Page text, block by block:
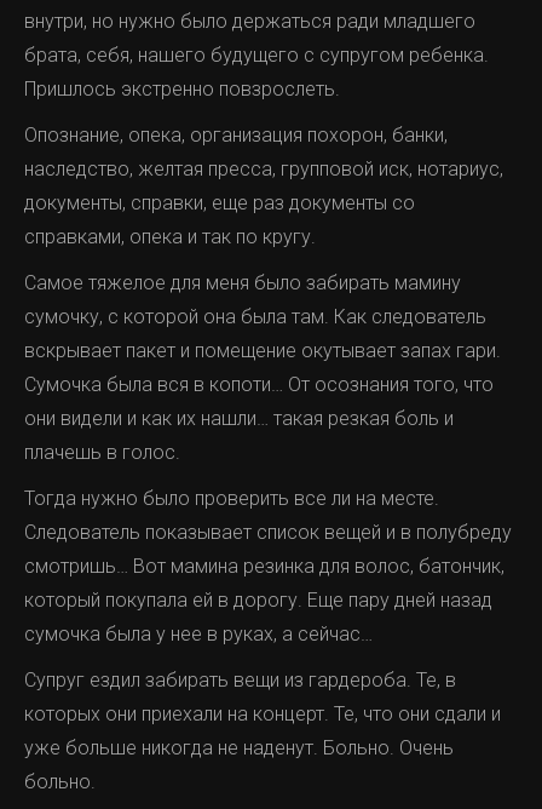
внутри, но нужно было держаться ради младшего
брата, себя, нашего будущего с супругом ребенка.
Пришлось экстренно повзрослеть.
Опознание, опека, организация похорон, банки,
наследство, желтая пресса, групповой иск, нотариус,
документы, справки, еще раз документы со
справками, опека и так по кругу.
Самое тяжелое для меня было забирать мамину
сумочку, с которой она была там. Как следователь
вскрывает пакет и помещение окутывает запах гари.
Сумочка была вся в копоти… От осознания того, что
они видели и как их нашли… такая резкая боль и
плачешь в голос.
Тогда нужно было проверить все ли на месте.
Следователь показывает список вещей и в полубреду
смотришь… Вот мамина резинка для волос, батончик,
который покупала ей в дорогу. Еще пару дней назад
сумочка была у нее в руках, а сейчас…
Супруг ездил забирать вещи из гардероба. Те, в
которых они приехали на концерт. Те, что они сдали и
уже больше никогда не наденут. Больно. Очень
больно.